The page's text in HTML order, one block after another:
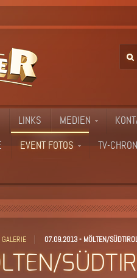
LINKS MEDIEN
EVENT FOTOS TV-
GALERIE 07.09.2013 - MÖLTEN/